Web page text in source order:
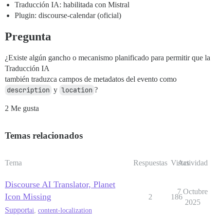
Traducción IA: habilitada con Mistral
Plugin: discourse-calendar (oficial)
Pregunta
¿Existe algún gancho o mecanismo planificado para permitir que la
Traducción IA
también traduzca campos de metadatos del evento como
description y location ?
2 Me gusta
Temas relacionados
Tema Respuestas Vistas
Actividad
Discourse AI Translator, Planet
Icon Missing
Supportai content-localization
2 186
7 Octubre
2025